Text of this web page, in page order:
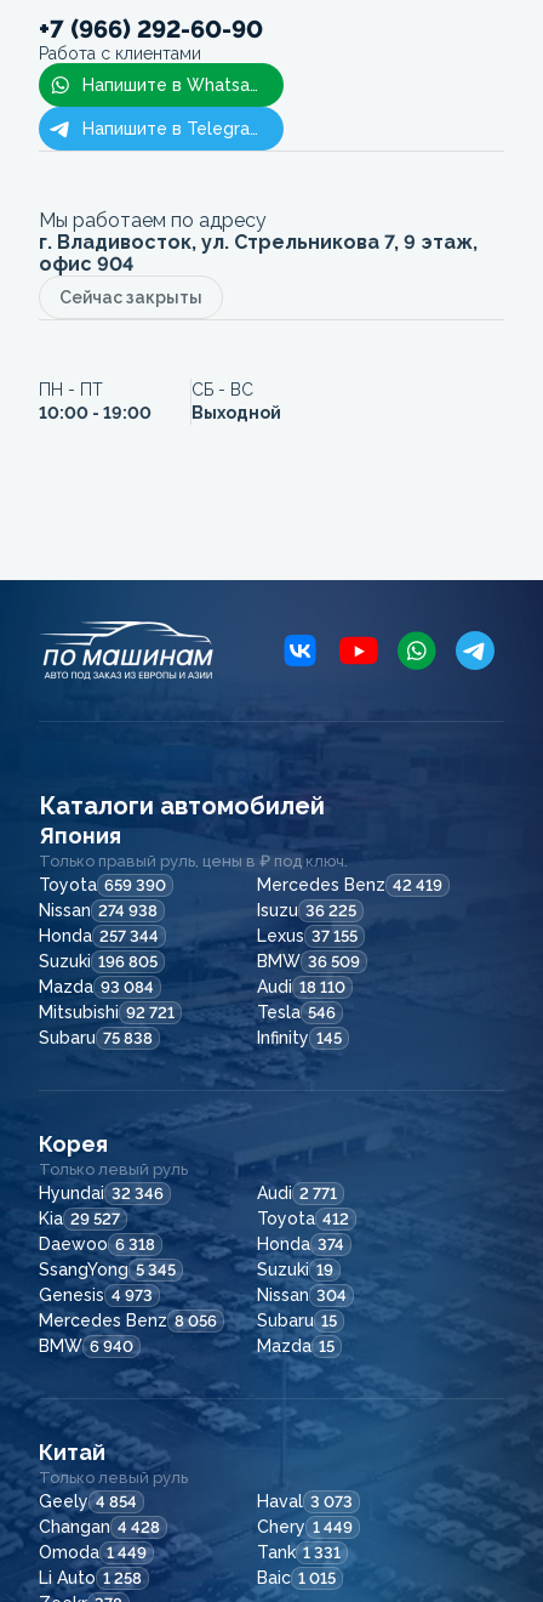
+7 (966) 292-60-90
Работа с клиентами
Напишите в Whatsapp
Напишите в Telegram
Мы работаем по адресу
г. Владивосток, ул. Стрельникова 7, 9 этаж,
офис 904
Сейчас закрыты
ПН - ПТ
10:00 - 19:00
СБ - ВС
Выходной
Каталоги автомобилей
Япония
Только правый руль, цены в ₽ под ключ.
Toyota 659 390 Mercedes Benz 42 419
Nissan 274 938 Isuzu 36 225
Honda 257 344 Lexus 37 155
Suzuki 196 805 BMW 36 509
Mazda 93 084 Audi 18 110
Mitsubishi 92 721 Tesla 546
Subaru 75 838 Infinity 145
Корея
Только левый руль
Hyundai 32 346 Audi 2 771
Kia 29 527 Toyota 412
Daewoo 6 318 Honda 374
SsangYong 5 345 Suzuki 19
Genesis 4 973 Nissan 304
Mercedes Benz 8 056 Subaru 15
BMW 6 940 Mazda 15
Китай
Только левый руль
Geely 4 854 Haval 3 073
Changan 4 428 Chery 1 449
Omoda 1 449 Tank 1 331
Li Auto 1 258 Baic 1 015